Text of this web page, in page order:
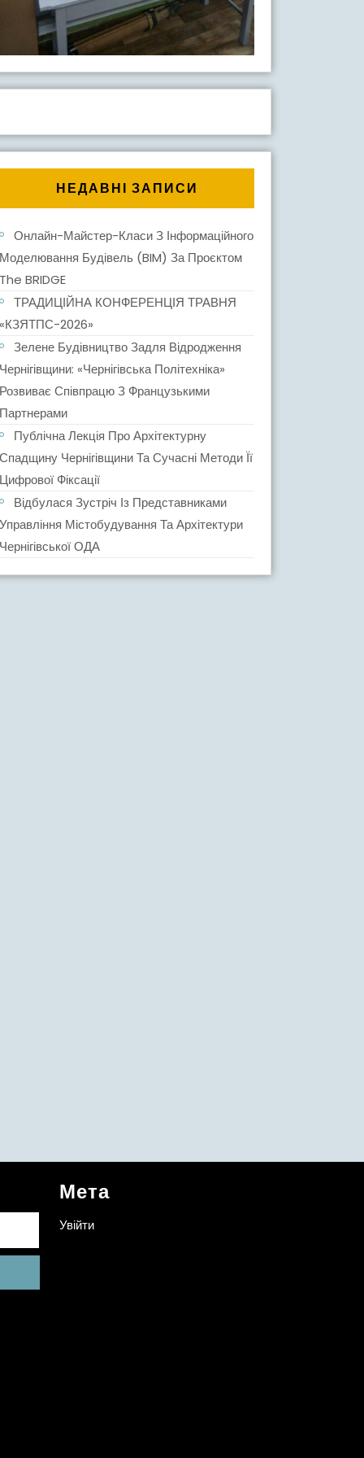
НЕДАВНІ ЗАПИСИ
Онлайн-Майстер-Класи З Інформаційного
Моделювання Будівель (BIM) За Проєктом
The BRIDGE
ТРАДИЦІЙНА КОНФЕРЕНЦІЯ ТРАВНЯ
«КЗЯТПС-2026»
Зелене Будівництво Задля Відродження
Чернігівщини: «Чернігівська Політехніка»
Розвиває Співпрацю З Французькими
Партнерами
Публічна Лекція Про Архітектурну
Спадщину Чернігівщини Та Сучасні Методи Її
Цифрової Фіксації
Відбулася Зустріч Із Представниками
Управління Містобудування Та Архітектури
Чернігівської ОДА
Мета
Увійти